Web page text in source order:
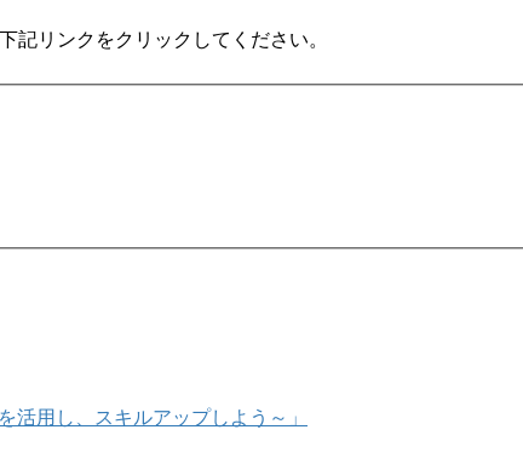
記リンクをクリックしてください。
活用し、スキルアップしよう～」